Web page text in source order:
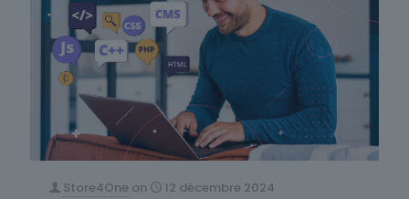
Store4One on 12 décembre 2024